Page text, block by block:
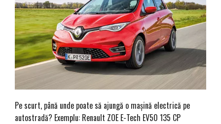
Pe scurt, până unde poate să ajungă o mașină electrică pe
autostradă? Exemplu: Renault ZOE E-Tech EV50 135 CP